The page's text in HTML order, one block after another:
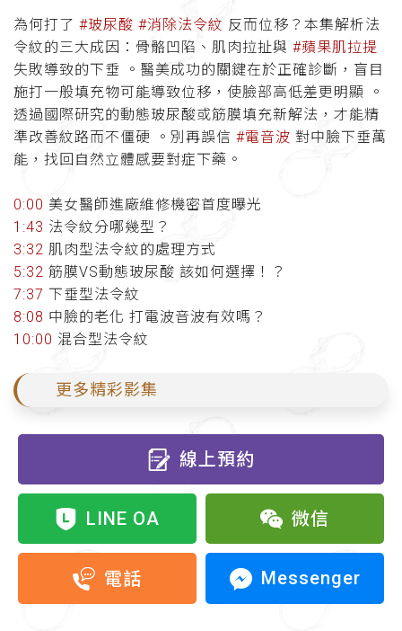
為何打了 #玻尿酸 #消除法令紋 反而位移？本集解析法
令紋的三大成因：骨骼凹陷、肌肉拉扯與 #蘋果肌拉提
失敗導致的下垂 。醫美成功的關鍵在於正確診斷，盲目
施打一般填充物可能導致位移，使臉部高低差更明顯 。
透過國際研究的動態玻尿酸或筋膜填充新解法，才能精
準改善紋路而不僵硬 。別再誤信 #電音波 對中臉下垂萬
能，找回自然立體感要對症下藥。
0:00 美女醫師進廠維修機密首度曝光
1:43 法令紋分哪幾型？
3:32 肌肉型法令紋的處理方式
5:32 筋膜VS動態玻尿酸 該如何選擇！？
7:37 下垂型法令紋
8:08 中臉的老化 打電波音波有效嗎？
10:00 混合型法令紋
更多精彩影集
線上預約
LINE OA 微信
電話 Messenger